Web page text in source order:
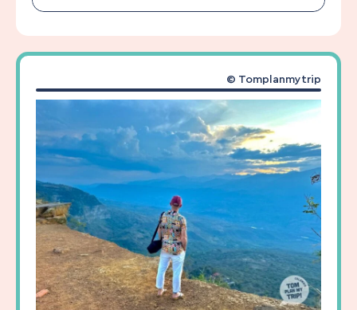
© Tomplanmytrip